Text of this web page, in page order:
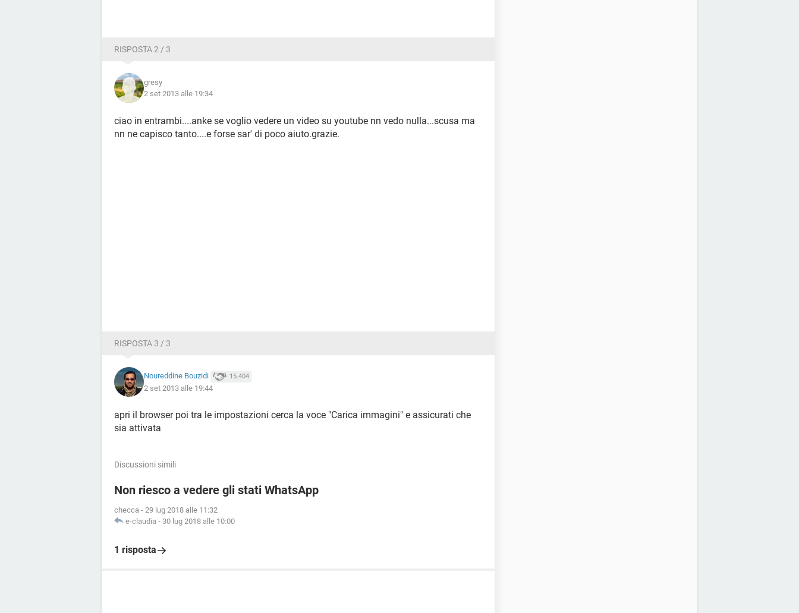
RISPOSTA 2 / 3
gresy
2 set 2013 alle 19:34
ciao in entrambi....anke se voglio vedere un video su youtube nn vedo nulla...scusa ma
nn ne capisco tanto....e forse sar' di poco aiuto.grazie.
RISPOSTA 3 / 3
Noureddine Bouzidi 15.404
2 set 2013 alle 19:44
apri il browser poi tra le impostazioni cerca la voce "Carica immagini" e assicurati che
sia attivata
Discussioni simili
Non riesco a vedere gli stati WhatsApp
checca - 29 lug 2018 alle 11:32
e-claudia - 30 lug 2018 alle 10:00
1 risposta